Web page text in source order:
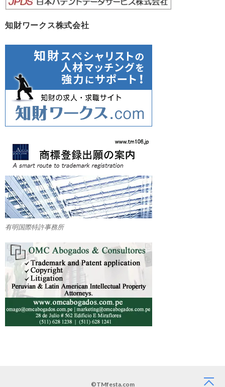
知財ワークス株式会社
有明国際特許事務所
©TMfesta.com